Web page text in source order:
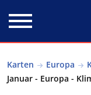
Karten Europa
Januar - Europa -